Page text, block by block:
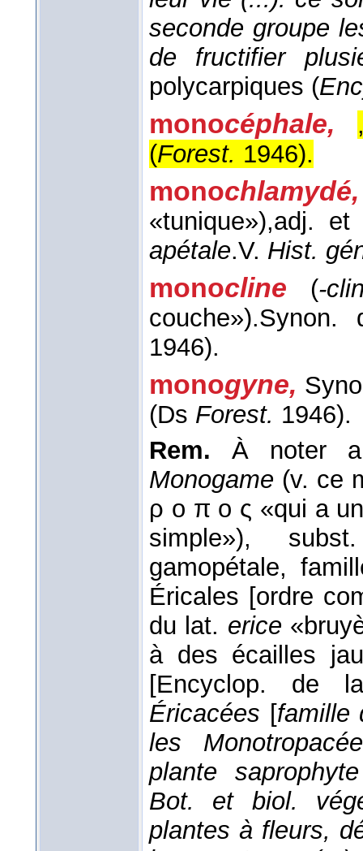
seconde groupe
de fructifier
polycarpiques (
monocéphale,
(Forest. 1946).
mono
«tunique»),adj. et
apétale.V. Hist.
monocline (-
couche»).
1946).
monogyne,
(Ds Forest. 1946).
Rem. À noter
Monogame (v. ce
ρ ο π ο ς «qui a
simple»),
gamopétale,
Éricales [ordre
du lat. erice
à des écailles
[Encyclop. de
Éricacées [famille
les
plante
Bot. et biol.
plantes à fleurs,